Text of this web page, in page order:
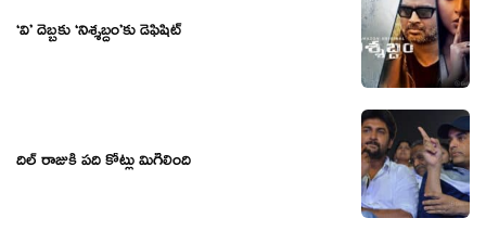
‘వి’ దెబ్బకు ‘నిశ్శబ్దం’కు డెఫిషిట్
దిల్‍ రాజుకి పది కోట్లు మిగిలింది